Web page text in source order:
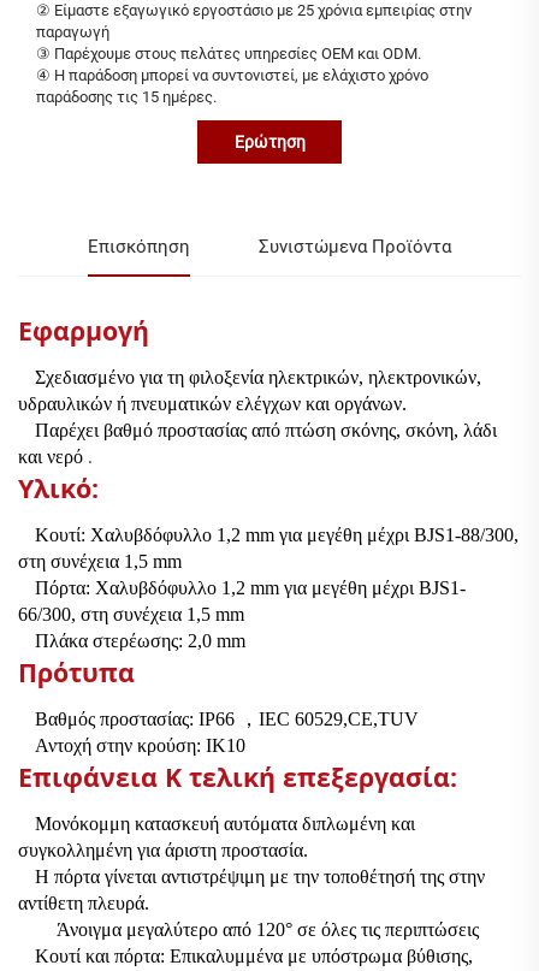
② Είμαστε εξαγωγικό εργοστάσιο με 25 χρόνια εμπειρίας στην
παραγωγή
③ Παρέχουμε στους πελάτες υπηρεσίες OEM και ODM.
④ Η παράδοση μπορεί να συντονιστεί, με ελάχιστο χρόνο
παράδοσης τις 15 ημέρες.
Ερώτηση
Επισκόπηση Συνιστώμενα Προϊόντα
Εφαρμογή
Σχεδιασμένο για τη φιλοξενία ηλεκτρικών, ηλεκτρονικών,
υδραυλικών ή πνευματικών ελέγχων και οργάνων.
Παρέχει βαθμό προστασίας από πτώση σκόνης, σκόνη, λάδι
και νερό .
Υλικό:
Κουτί: Χαλυβδόφυλλο 1,2 mm για μεγέθη μέχρι BJS1-88/300,
στη συνέχεια 1,5 mm
Πόρτα: Χαλυβδόφυλλο 1,2 mm για μεγέθη μέχρι BJS1-
66/300, στη συνέχεια 1,5 mm
Πλάκα στερέωσης: 2,0 mm
Πρότυπα
Βαθμός προστασίας: IP66 ， IEC 60529,CE,TUV
Αντοχή στην κρούση: IK10
Επιφάνεια Κ τελική επεξεργασία:
Μονόκομμη κατασκευή αυτόματα διπλωμένη και
συγκολλημένη για άριστη προστασία.
Η πόρτα γίνεται αντιστρέψιμη με την τοποθέτησή της στην
αντίθετη πλευρά.
Άνοιγμα μεγαλύτερο από 120° σε όλες τις περιπτώσεις
Κουτί και πόρτα: Επικαλυμμένα με υπόστρωμα βύθισης,